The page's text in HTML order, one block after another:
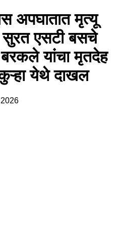
अपघातात मृत्यू
सुरत एसटी बसचे
यांचा मृतदेह
कुऱ्हा येथे दाखल